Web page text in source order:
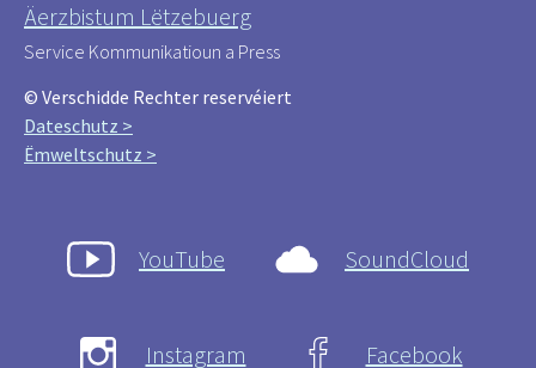
Äerzbistum Lëtzebuerg
Service Kommunikatioun a Press
© Verschidde Rechter reservéiert
Dateschutz >
Ëmweltschutz >
YouTube SoundCloud
Instagram Facebook